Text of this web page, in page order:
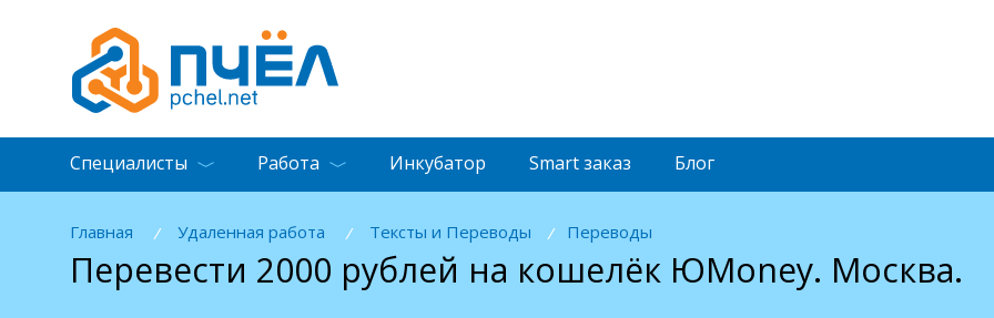
Главная / Удаленная работа / Тексты и Переводы / Переводы
Перевести 2000 рублей на кошелёк ЮMoney. Москва.
Специалисты Работа Инкубатор Smartзаказ Блог